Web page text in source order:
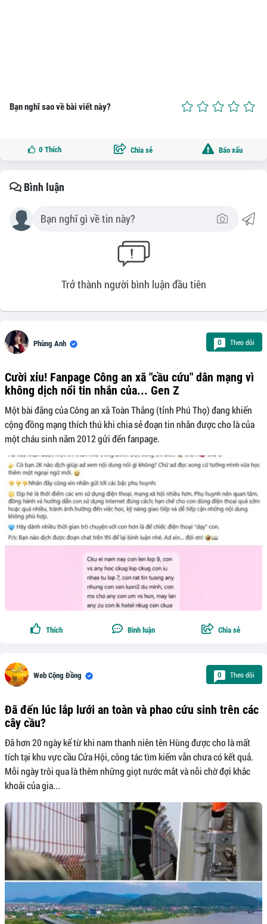
Bạn nghĩ sao về bài viết này?
0 Thích Chia sẻ Báo xấu
Bình luận
Trở thành người bình luận đầu tiên
Phùng Anh 0 Theo dõi
Cười xỉu! Fanpage Công an xã "cầu cứu" dân mạng vì
không dịch nổi tin nhắn của... Gen Z
Một bài đăng của Công an xã Toàn Thắng (tỉnh Phú Thọ) đang khiến
cộng đồng mạng thích thú khi chia sẻ đoạn tin nhắn được cho là của
một cháu sinh năm 2012 gửi đến fanpage.
Thích Bình luận Chia sẻ
Web Cộng Đồng 0 Theo dõi
Đã đến lúc lắp lưới an toàn và phao cứu sinh trên các
cây cầu?
Đã hơn 20 ngày kể từ khi nam thanh niên tên Hùng được cho là mất
tích tại khu vực cầu Cửa Hội, công tác tìm kiếm vẫn chưa có kết quả.
Mỗi ngày trôi qua là thêm những giọt nước mắt và nỗi chờ đợi khắc
khoải của gia...